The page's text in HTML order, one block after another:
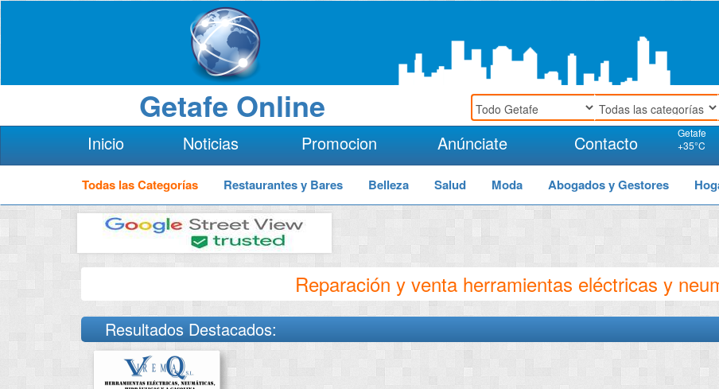
Getafe Online
Inicio Noticias Promocion Anúnciate Contacto
Getafe
+35°C
Todas las Categorías Restaurantes y Bares Belleza Salud Moda Abogados y Gestores
Reparación y venta herramientas eléctricas y
Resultados Destacados:
Reparación y venta de
herramientas eléctricas y
neumáticas